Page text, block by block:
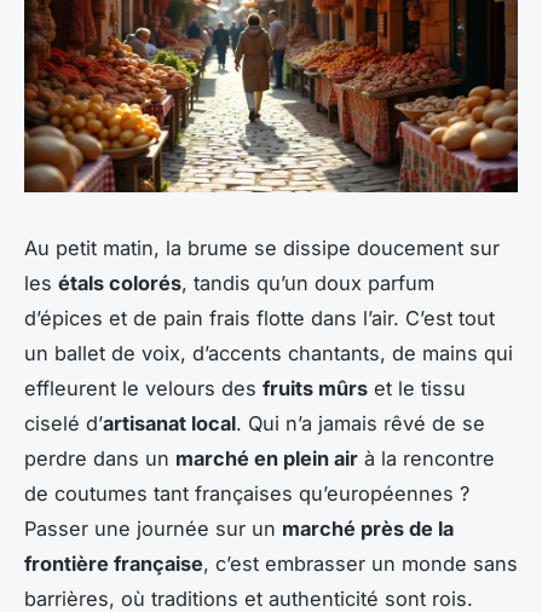
Au petit matin, la brume se dissipe doucement sur
les étals colorés, tandis qu’un doux parfum
d’épices et de pain frais flotte dans l’air. C’est tout
un ballet de voix, d’accents chantants, de mains qui
effleurent le velours des fruits mûrs et le tissu
ciselé d’artisanat local. Qui n’a jamais rêvé de se
perdre dans un marché en plein air à la rencontre
de coutumes tant françaises qu’européennes ?
Passer une journée sur un marché près de la
frontière française, c’est embrasser un monde sans
barrières, où traditions et authenticité sont rois.